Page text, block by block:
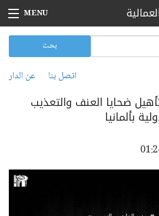
MENU
بحث
اتصل بنا عن الدار
ضحايا العنف والتعذيب
بألمانيا